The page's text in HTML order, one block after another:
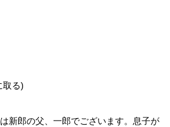
取る)
新郎の父、一郎でございます。息子が